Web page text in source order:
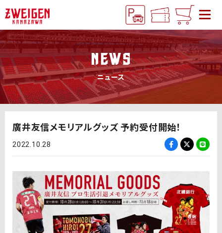
NEWS
ニュース
廣井友信メモリアルグッズ 予約受付開始！
2022.10.28